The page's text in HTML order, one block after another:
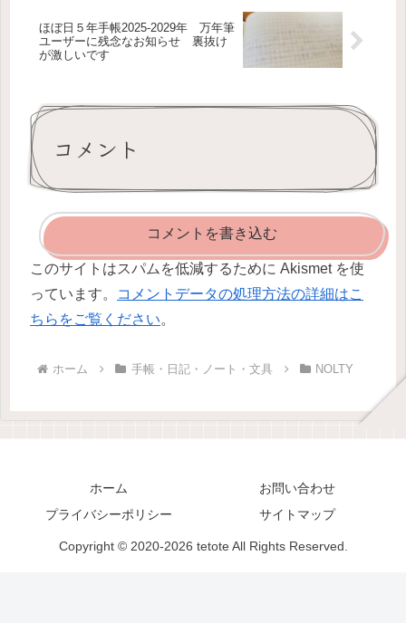
ほぼ日５年手帳2025-2029年 万年筆
ユーザーに残念なお知らせ 裏抜け
が激しいです
コメント
コメントを書き込む
このサイトはスパムを低減するために Akismet を使
っています。
コメントデータの処理方法の詳細はこ
ちらをご覧ください。
ホーム 手帳・日記・ノート・文具 NOLTY
ホーム
お問い合わせ
プライバシーポリシー
サイトマップ
Copyright © 2020-2026 tetote All Rights Reserved.